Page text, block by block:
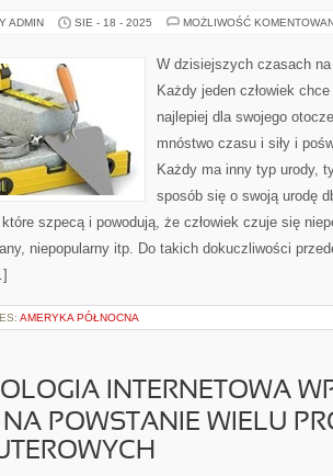
ADMIN SIE - 18 - 2025 MOŻLIWOŚĆ
W dzisiejszych czasach
Każdy jeden człowiek
najlepiej dla swojego
mnóstwo czasu i siły i
Każdy ma inny typ urody,
sposób się o swoją urodę
szpecą i powodują, że człowiek czuje się
niepopularny itp. Do takich dokuczliwości
AMERYKA PÓŁNOCNA
INTERNETOWA
NA POWSTANIE WIELU